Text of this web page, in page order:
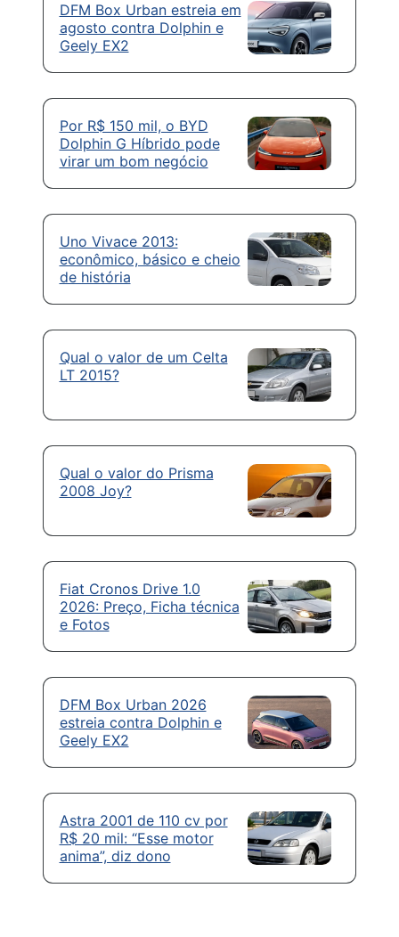
DFM Box Urban estreia em
agosto contra Dolphin e
Geely EX2
Por R$ 150 mil, o BYD
Dolphin G Híbrido pode
virar um bom negócio
Uno Vivace 2013:
econômico, básico e cheio
de história
Qual o valor de um Celta
LT 2015?
Qual o valor do Prisma
2008 Joy?
Fiat Cronos Drive 1.0
2026: Preço, Ficha técnica
e Fotos
DFM Box Urban 2026
estreia contra Dolphin e
Geely EX2
Astra 2001 de 110 cv por
R$ 20 mil: “Esse motor
anima”, diz dono